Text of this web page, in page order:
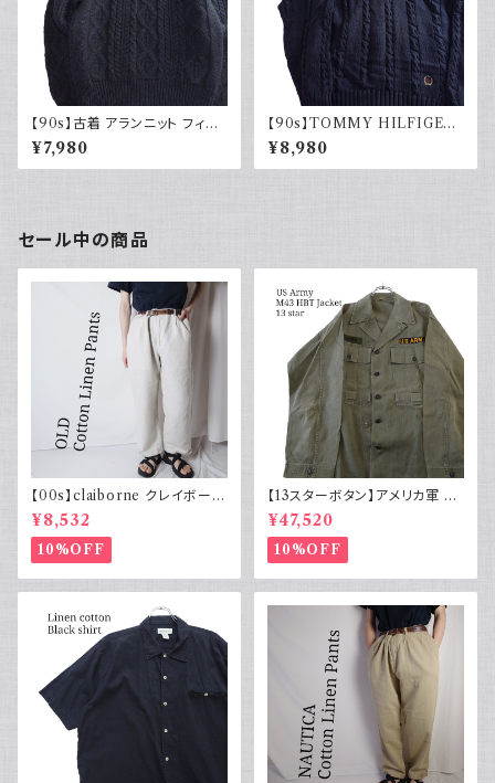
【90s】古着 アランニット フィッ
シャマンセーター ブラックネイ
ビー 黒紺 ウール 90年代 ヴィ
ンテージ Vintage
¥7,980
【90s】TOMMY HILFIGER
トミーヒルフィガー オールドトミ
ー チルデンニット コットン セー
ター ネイビー 刺繍 90年代
¥8,980
セール中の商品
【00s】claiborne クレイボーン
リネンコットンパンツ ツータック
¥8,532
10%OFF
【13スターボタン】アメリカ軍 M
43 HBT ジャケット パッチ 軍物
実物
¥47,520
10%OFF